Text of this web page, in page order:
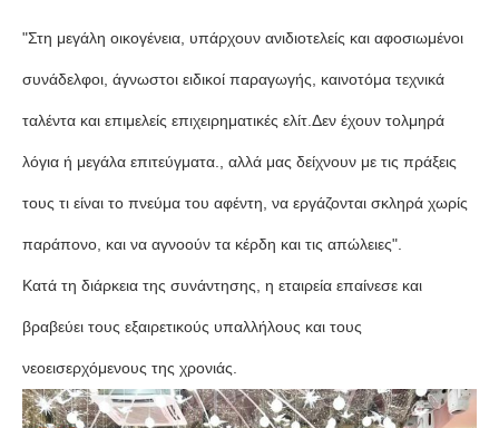
"Στη μεγάλη οικογένεια, υπάρχουν ανιδιοτελείς και αφοσιωμένοι
συνάδελφοι, άγνωστοι ειδικοί παραγωγής, καινοτόμα τεχνικά
ταλέντα και επιμελείς επιχειρηματικές ελίτ.Δεν έχουν τολμηρά
λόγια ή μεγάλα επιτεύγματα., αλλά μας δείχνουν με τις πράξεις
τους τι είναι το πνεύμα του αφέντη, να εργάζονται σκληρά χωρίς
παράπονο, και να αγνοούν τα κέρδη και τις απώλειες".
Κατά τη διάρκεια της συνάντησης, η εταιρεία επαίνεσε και
βραβεύει τους εξαιρετικούς υπαλλήλους και τους
νεοεισερχόμενους της χρονιάς.